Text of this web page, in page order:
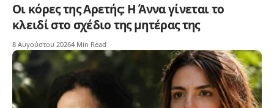
Οι κόρες της Αρετής: Η Άννα γίνεται το
κλειδί στο σχέδιο της μητέρας της
8 Αυγούστου 20264 Min Read